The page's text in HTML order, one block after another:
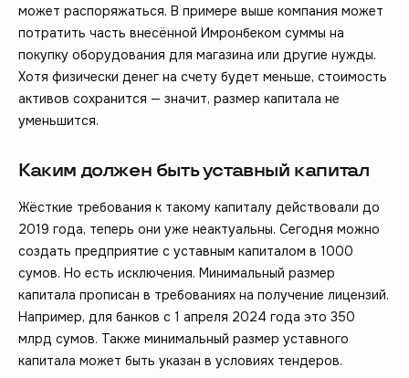
может распоряжаться. В примере выше компания может
потратить часть внесённой Имронбеком суммы на
покупку оборудования для магазина или другие нужды.
Хотя физически денег на счету будет меньше, стоимость
активов сохранится — значит, размер капитала не
уменьшится.
Каким должен быть уставный капитал
Жёсткие требования к такому капиталу действовали до
2019 года, теперь они уже неактуальны. Сегодня можно
создать предприятие с уставным капиталом в 1000
сумов. Но есть исключения. Минимальный размер
капитала прописан в требованиях на получение лицензий.
Например, для банков с 1 апреля 2024 года это 350
млрд сумов. Также минимальный размер уставного
капитала может быть указан в условиях тендеров.